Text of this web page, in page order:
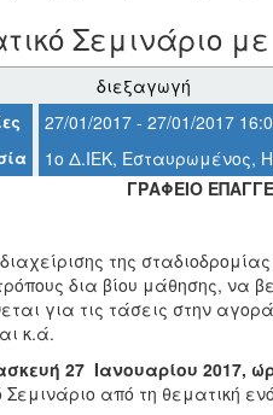
Σεμινάριο
διεξαγωγή
27/01/2017 - 27/01/2017
1ο Δ.ΙΕΚ, Εσταυρωμένος,
ΓΡΑΦΕΙΟ
της
δια βίου μάθησης, να
για τις τάσεις στην
κ.ά.
27 Ιανουαρίου 2017,
Σεμινάριο από τη θεματική